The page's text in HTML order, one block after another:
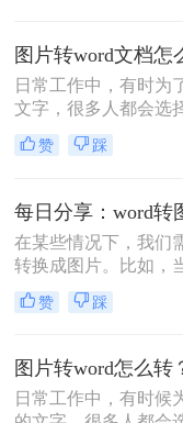
日常工作中，有时为
文字，很多人都会选
一个字一个字的录入
费力不说，还总容易
换成可编辑的文字文
速且好用的方法！今
招，让你轻轻松松就
~
赞 踩
在某些情况下，我们
转换成图片。比如，
Word文档用作展示材
或者需要保护Word文
以是一种好方法。以
转换成图片的几种方
赞 踩
日常工作中，有时候